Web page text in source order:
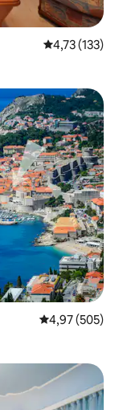
4,73 av 5 i
4,73 (133)
4,97 av 5 i
4,97 (505)